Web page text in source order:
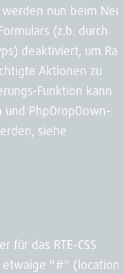
nun beim
(z.b. durch
deaktiviert, um
Aktionen zu
Funktion kann
und PhpDropDown-
siehe
für das RTE-CSS
etwaige "#" (location-